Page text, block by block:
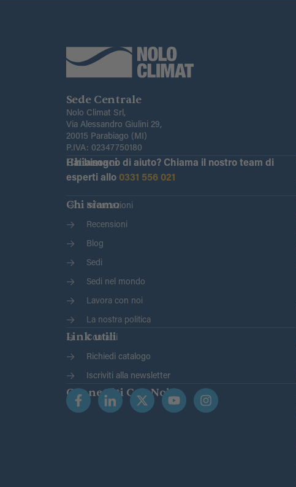
Sede Centrale
Nolo Climat Srl,
Via Alessandro Giulini 29,
20015 Parabiago (MI)
P.IVA: 02347750180
Chiamaci
Hai bisogno di aiuto?Chiama il nostro team di
esperti allo 0331 556 021
Chi siamo
Informazioni
Recensioni
Blog
Sedi
Sedi nel mondo
Lavora con noi
La nostra politica
Link utili
Contatti
Richiedi catalogo
Iscriviti alla newsletter
Connettiti Con Noi